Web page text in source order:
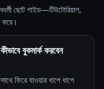
ছোট গাইড—টিউটোরিয়াল,
করে।
বুকমার্ক করবেন
ফিরে যাওয়ার ধাপে ধাপে